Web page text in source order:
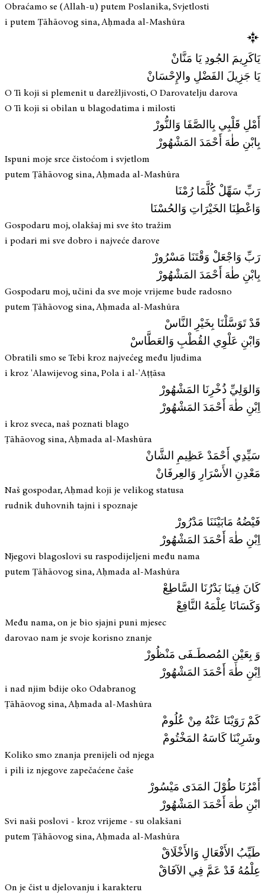
Obraćamo se (Allah-u) putem Poslanika, Svjetlosti
i putem Ṭāhāovog sina, Aḥmada al-Mashūra
يَاكَرِيمَ الجُودِ يَا مَنَّانْ
يَا جَزِيلَ الفَضْلِ والإِحْسَانْ
O Ti koji si plemenit u darežljivosti, O Darovatelju darova
O Ti koji si obilan u blagodatima i milosti
أَمْلِ قَلْبِي بِاالصَّفَا وَالنُّورْ
بِابْنِ طٰهَ أَحْمَدَ المَشْهُورْ
Ispuni moje srce čistoćom i svjetlom
putem Ṭāhāovog sina, Aḥmada al-Mashūra
رَبِّ سَهِّلْ كُلَّمَا رُمْنَا
وَاعْطِنَا الخَيْرَاتِ وَالحُسْنَا
Gospodaru moj, olakšaj mi sve što tražim
i podari mi sve dobro i najveće darove
رَبِّ وَاجْعَلْ وَقْتَنَا مَسْرُورْ
بِابْنِ طٰهَ أَحْمَدَ المَشْهُورْ
Gospodaru moj, učini da sve moje vrijeme bude radosno
putem Ṭāhāovog sina, Aḥmada al-Mashūra
قَدْ تَوَسَّلْنَا بِخَيْرِ النَّاسْ
وَابْنِ عَلْوِي القُطْبِ وَالعَطَّاسْ
Obratili smo se Tebi kroz najvećeg među ljudima
i kroz 'Alawijevog sina, Pola i al-'Aṭṭāsa
وَالوَلِيِّ ذُخْرِنَا المَشْهُورْ
اِبْنِ طٰهَ أَحْمَدَ المَشْهُورْ
i kroz sveca, naš poznati blago
Ṭāhāovog sina, Aḥmada al-Mashūra
سَيِّدِي أَحْمَدْ عَظِیمِ الشَّانْ
مَعْدِنِ الأَسْرَارِ وَالعِرفَانْ
Naš gospodar, Aḥmad koji je velikog statusa
rudnik duhovnih tajni i spoznaje
فَيْضُهُ مَابَيْنَنَا مَدْرُورْ
اِبْنِ طٰهَ أَحْمَدَ المَشْهُورْ
Njegovi blagoslovi su raspodijeljeni među nama
putem Ṭāhāovog sina, Aḥmada al-Mashūra
كَانَ فِينَا بَدْرُنَا السَّاطِعْ
وَكَسَانَا عِلْمَهُ النَّافِعْ
Među nama, on je bio sjajni puni mjesec
darovao nam je svoje korisno znanje
وَ بِعَيْنِ المُصطَـفَى مَنْظُورْ
اِبْنِ طٰهَ أَحْمَدَ المَشْهُورْ
i nad njim bdije oko Odabranog
Ṭāhāovog sina, Aḥmada al-Mashūra
كَمْ رَوَيْنَا عَنْهُ مِنْ عُلُومْ
وشَرِبْنَا كَاسَهُ المَخْتُومْ
Koliko smo znanja prenijeli od njega
i pili iz njegove zapečaćene čaše
أَمْرُنَا طُوْلَ المَدَى مَيْسُورْ
ابْنِ طٰهَ أَحْمَدَ المَشْهُورْ
Svi naši poslovi - kroz vrijeme - su olakšani
putem Ṭāhāovog sina, Aḥmada al-Mashūra
طَيِّبُ الأَفْعَالِ وَالأَخْلَاقْ
عِلْمُهُ قَدْ عَمَّ فِي الآفَاقْ
On je čist u djelovanju i karakteru